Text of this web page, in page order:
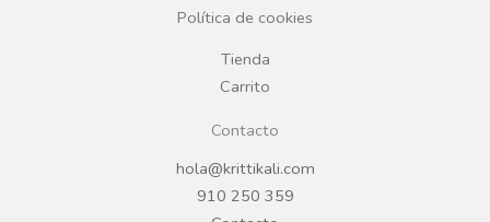
Política de cookies
Tienda
Carrito
Contacto
hola@krittikali.com
910 250 359